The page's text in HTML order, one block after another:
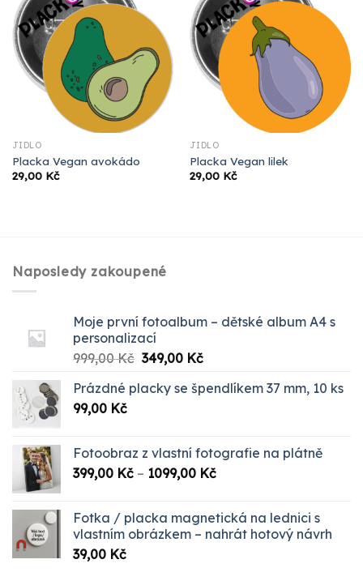
JÍDLO
Placka Vegan avokádo
29,00 Kč
JÍDLO
Placka Vegan lilek
29,00 Kč
Naposledy zakoupené
Moje první fotoalbum – dětské album A4 s
personalizací
999,00Kč Původní
byla:
349,00 KčAktuální
je:
Prázdné placky se špendlíkem 37 mm, 10 ks
99,00 Kč
Fotoobraz z vlastní fotografie na plátně
399,00 Kč – 1099,00 KčRozpětí
až
1099,00 Kč
Fotka / placka magnetická na lednici s
vlastním obrázkem – nahrát hotový návrh
39,00 Kč